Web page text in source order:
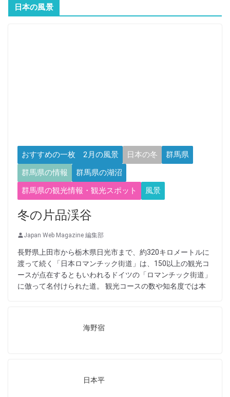
日本の風景
おすすめの一枚 2月の風景 日本の冬
群馬県
群馬県の情報
群馬県の湖沼
群馬県の観光情報・観光スポット
風景
冬の片品渓谷
Japan Web Magazine 編集部
長野県上田市から栃木県日光市まで、約320キロメートルに
渡って続く「日本ロマンチック街道」は、150以上の観光コ
ースが点在するともいわれるドイツの「ロマンチック街道」
に倣って名付けられた道。 観光コースの数や知名度では本
海野宿
日本平